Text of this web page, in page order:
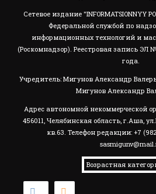
Сетевое издание "INFORMATSIONNYY
Федеральной службой по
информационных технологий и
(Роскомнадзор). Реестровая запись ЭЛ
года.
Учредитель: Мигунов Александр
Мигунов Александр
Адрес автономной некоммерческой
456011, Челябинская область, г.Аша,
кв.63. Телефон редакции: +7
Возрастная